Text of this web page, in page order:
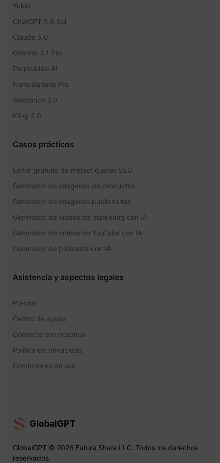
Yukie
ChatGPT 5,6 Sol
Claude 5,0
Géminis 3.1 Pro
Perplejidad AI
Nano Banana Pro
Seedance 2.0
Kling 3.0
Casos prácticos
Editor gratuito de metaetiquetas SEO
Generador de imágenes de productos
Generador de imágenes publicitarias
Generador de vídeos de marketing con IA
Generador de vídeos de YouTube con IA
Generador de podcasts con IA
Asistencia y aspectos legales
Precios
Centro de ayuda
Contacte con nosotros
Política de privacidad
Condiciones de uso
GlobalGPT
GlobalGPT © 2026 Future Share LLC. Todos los derechos
reservados.